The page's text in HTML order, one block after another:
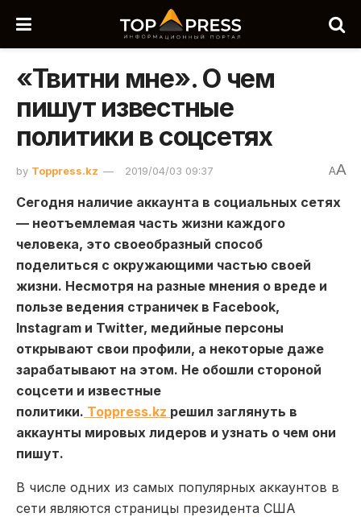
«Твитни мне». О чем
пишут известные
политики в соцсетях
by Toppress.kz 2019/04/03 09:37 AA
Сегодня наличие аккаунта в социальных сетях
— неотъемлемая часть жизни каждого
человека, это своеобразный способ
поделиться с окружающими частью своей
жизни. Несмотря на разные мнения о вреде и
пользе ведения страничек в Facebook,
Instagram и Twitter, медийные персоны
открывают свои профили, а некоторые даже
зарабатывают на этом. Не обошли стороной
соцсети и известные
политики. Toppress.kz решил заглянуть в
аккаунты мировых лидеров и узнать о чем они
пишут.
В числе одних из самых популярных аккаунтов в
сети являются страницы президента США